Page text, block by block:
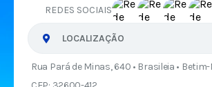
REDES SOCIAIS
LOCALIZAÇÃO
Rua Pará de Minas, 640 • Brasileia • Betim-